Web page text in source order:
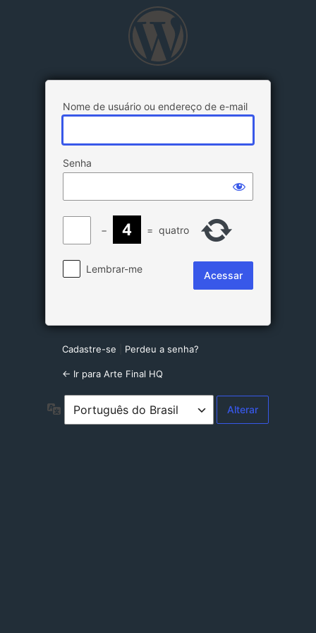
Nome de usuário ou endereço de e-mail
Senha
− = quatro
Lembrar-me
Cadastre-se Perdeu a senha?
← Ir para Arte Final HQ
Idioma